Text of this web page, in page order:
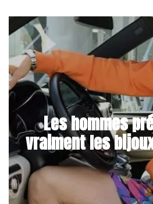
Les hommes
vraiment les